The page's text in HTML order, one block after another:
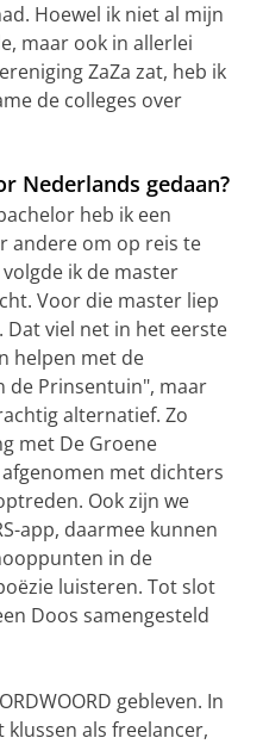
Hoewel ik niet al mijn
maar ook in allerlei
ZaZa zat, heb ik
de colleges over
Nederlands gedaan?
heb ik een
andere om op reis te
ik de master
Voor die master liep
Dat viel net in het eerste
helpen met de
de Prinsentuin", maar
alternatief. Zo
met De Groene
met dichters
Ook zijn we
app, daarmee kunnen
in de
luisteren. Tot slot
Doos samengesteld
gebleven. In
als freelancer,